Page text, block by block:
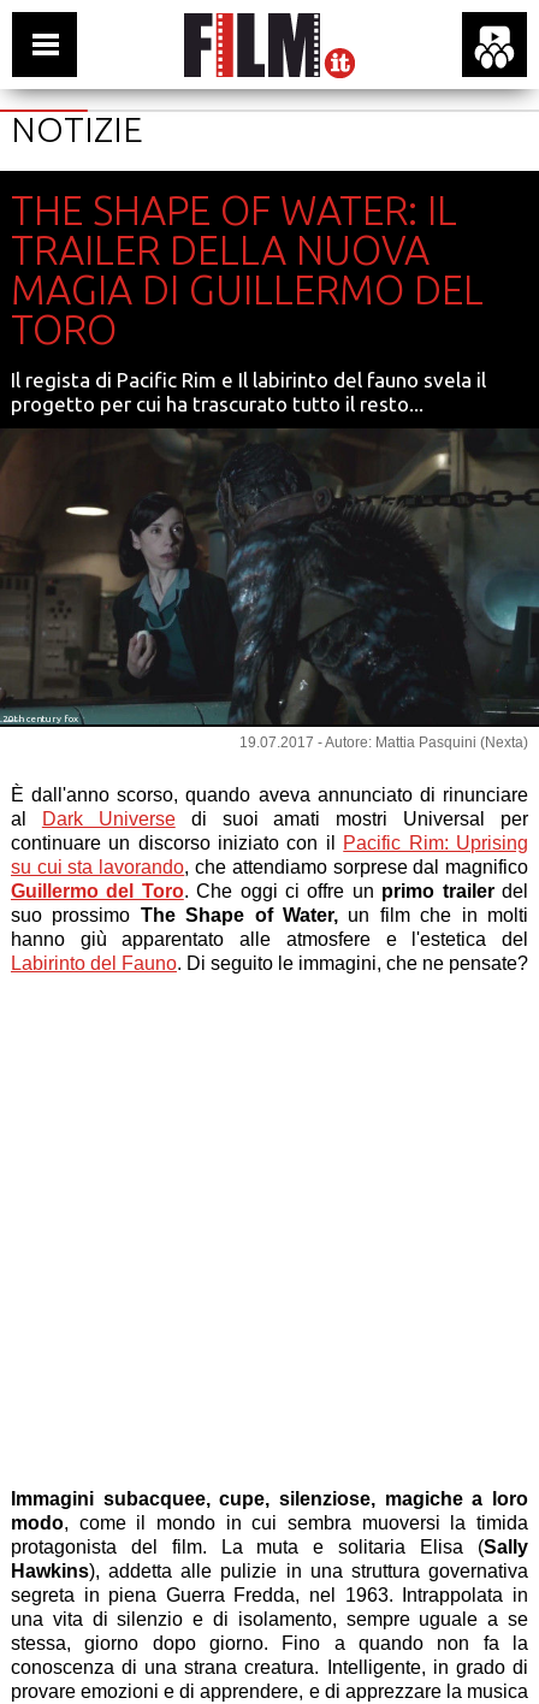
NOTIZIE
THE SHAPE OF WATER: IL
TRAILER DELLA NUOVA
MAGIA DI GUILLERMO DEL
TORO
Il regista di Pacific Rim e Il labirinto del fauno svela il
progetto per cui ha trascurato tutto il resto...
20th century fox
19.07.2017 - Autore: Mattia Pasquini (Nexta)
È dall'anno scorso, quando aveva annunciato di rinunciare
al
Dark Universedi suoi amati mostri Universal per
continuare un discorso iniziato con il
Pacific Rim: Uprising
su cui sta lavorando, che attendiamo sorprese dal magnifico
Guillermo del Toro. Che oggi ci offre un primo trailerdel
suo prossimo The Shape of Water, un film che in molti
hanno giù apparentato alle atmosfere e l'estetica del
Labirinto del Fauno. Di seguito le immagini, che ne pensate?
Immagini subacquee, cupe, silenziose, magiche a loro
modo, come il mondo in cui sembra muoversi la timida
protagonista del film. La muta e solitaria Elisa (Sally
Hawkins), addetta alle pulizie in una struttura governativa
segreta in piena Guerra Fredda, nel 1963. Intrappolata in
una vita di silenzio e di isolamento, sempre uguale a se
stessa, giorno dopo giorno. Fino a quando non fa la
conoscenza di una strana creatura. Intelligente, in grado di
provare emozioni e di apprendere, e di apprezzare la musica